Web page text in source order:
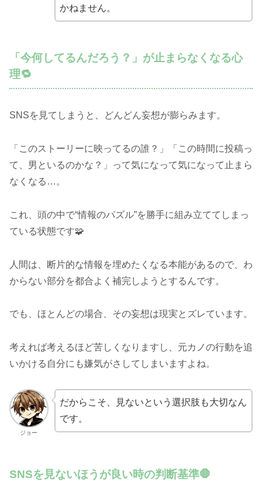
かねません。
「今何してるんだろう？」が止まらなくなる心
理🔁
SNSを見てしまうと、どんどん妄想が膨らみます。
「このストーリーに映ってるの誰？」「この時間に投稿っ
て、男といるのかな？」って気になって気になって止まら
なくなる…。
これ、頭の中で“情報のパズル”を勝手に組み立ててしまっ
ている状態です🧩
人間は、断片的な情報を埋めたくなる本能があるので、わ
からない部分を都合よく補完しようとするんです。
でも、ほとんどの場合、その妄想は現実とズレています。
考えれば考えるほど苦しくなりますし、元カノの行動を追
いかける自分にも嫌気がさしてしまいますよね。
ジョー
だからこそ、見ないという選択肢も大切なん
です。
SNSを見ないほうが良い時の判断基準🛑